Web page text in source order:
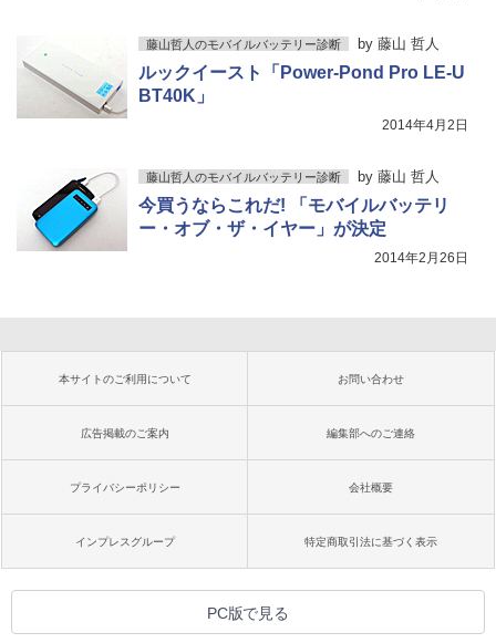
藤山哲人のモバイルバッテリー診断 by 藤山 哲人
ルックイースト「Power-Pond Pro LE-U
BT40K」
2014年4月2日
藤山哲人のモバイルバッテリー診断 by 藤山 哲人
今買うならこれだ! 「モバイルバッテリ
ー・オブ・ザ・イヤー」が決定
2014年2月26日
本サイトのご利用について お問い合わせ
広告掲載のご案内 編集部へのご連絡
プライバシーポリシー 会社概要
インプレスグループ 特定商取引法に基づく表示
PC版で見る